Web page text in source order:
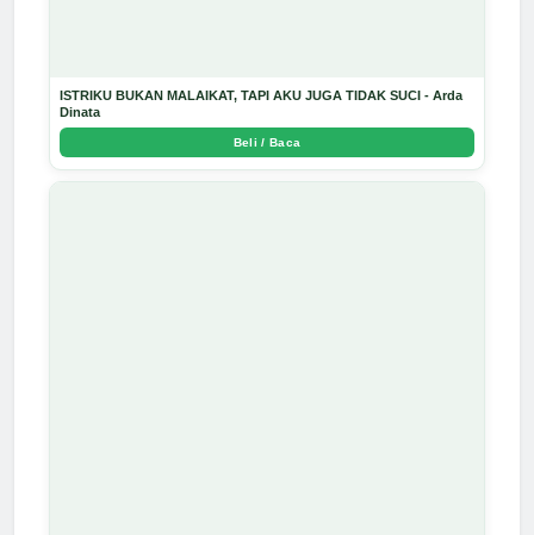
ISTRIKU BUKAN MALAIKAT, TAPI AKU JUGA TIDAK SUCI - Arda
Dinata
Beli / Baca